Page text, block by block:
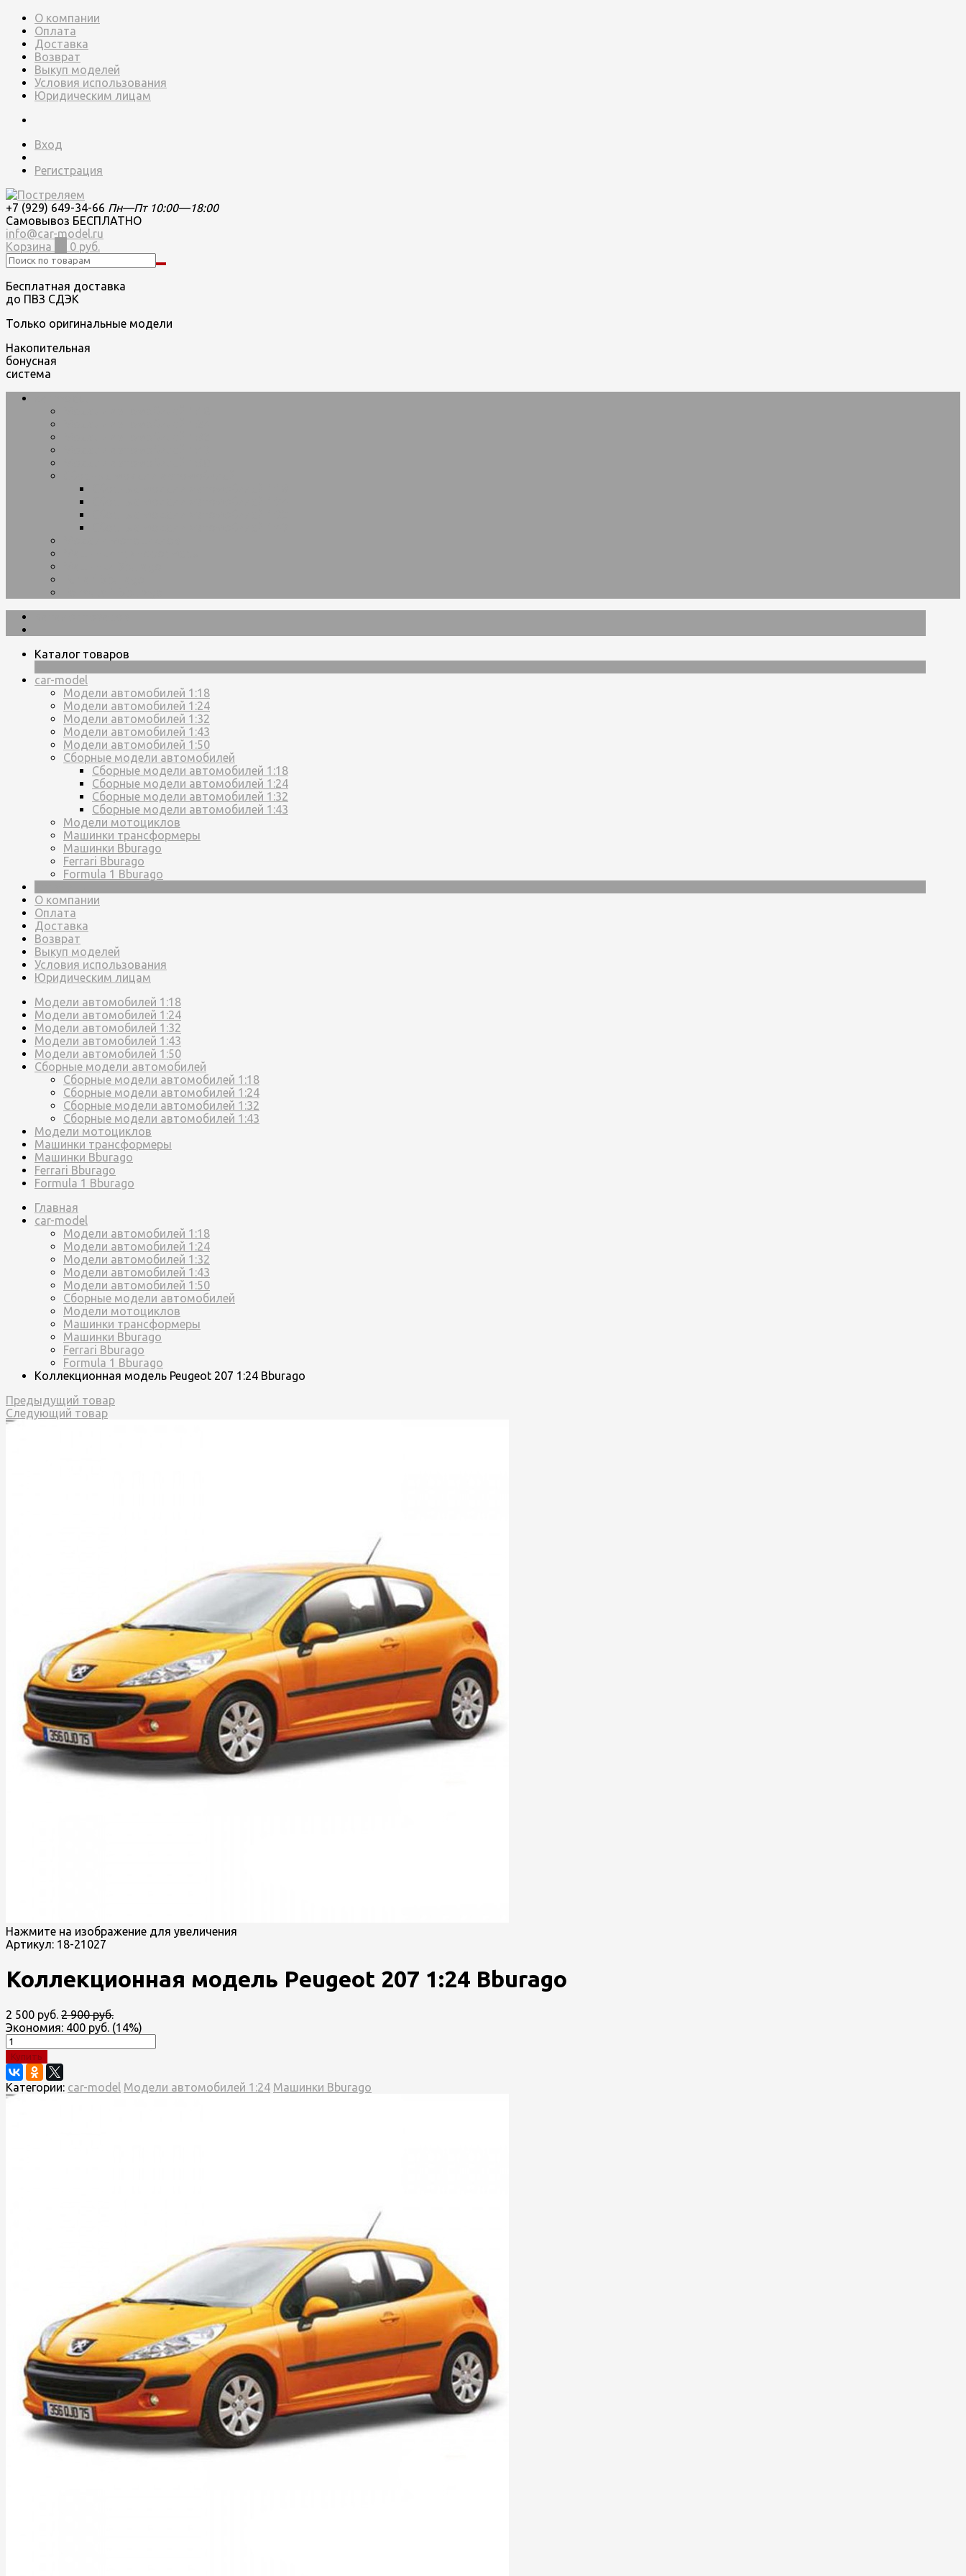
О компании
Оплата
Доставка
Возврат
Выкуп моделей
Условия использования
Юридическим лицам
Вход
Регистрация
+7 (929) 649-34-66 Пн—Пт 10:00—18:00
Самовывоз БЕСПЛАТНО
info@car-model.ru
Корзина
0 руб.
Бесплатная доставка
до ПВЗ СДЭК
Только оригинальные модели
Накопительная
бонусная
система
Каталог товаров
car-model
Модели автомобилей 1:18
Модели автомобилей 1:24
Модели автомобилей 1:32
Модели автомобилей 1:43
Модели автомобилей 1:50
Сборные модели автомобилей
Сборные модели автомобилей 1:18
Сборные модели автомобилей 1:24
Сборные модели автомобилей 1:32
Сборные модели автомобилей 1:43
Модели мотоциклов
Машинки трансформеры
Машинки Bburago
Ferrari Bburago
Formula 1 Bburago
О компании
Оплата
Доставка
Возврат
Выкуп моделей
Условия использования
Юридическим лицам
Модели автомобилей 1:18
Модели автомобилей 1:24
Модели автомобилей 1:32
Модели автомобилей 1:43
Модели автомобилей 1:50
Сборные модели автомобилей
Сборные модели автомобилей 1:18
Сборные модели автомобилей 1:24
Сборные модели автомобилей 1:32
Сборные модели автомобилей 1:43
Модели мотоциклов
Машинки трансформеры
Машинки Bburago
Ferrari Bburago
Formula 1 Bburago
Главная
car-model
Модели автомобилей 1:18
Модели автомобилей 1:24
Модели автомобилей 1:32
Модели автомобилей 1:43
Модели автомобилей 1:50
Сборные модели автомобилей
Модели мотоциклов
Машинки трансформеры
Машинки Bburago
Ferrari Bburago
Formula 1 Bburago
Коллекционная модель Peugeot 207 1:24 Bburago
Предыдущий товар
Следующий товар
Нажмите на изображение для увеличения
Артикул: 18-21027
Коллекционная модель Peugeot 207 1:24 Bburago
2 500 руб. 2 900 руб.
Экономия: 400 руб. (14%)
Купить
Категории: car-model Модели автомобилей 1:24 Машинки Bburago